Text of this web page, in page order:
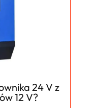
24 V z
12 V?